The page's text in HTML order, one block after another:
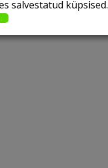
salvestatud küpsised.